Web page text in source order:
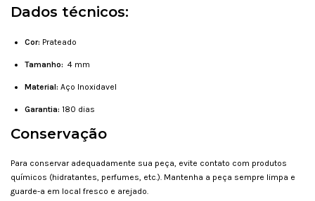
Dados técnicos:
Cor: Prateado
Tamanho: 4 mm
Material: Aço Inoxidavel
Garantia: 180 dias
Conservação
Para conservar adequadamente sua peça, evite contato com produtos
químicos (hidratantes, perfumes, etc.). Mantenha a peça sempre limpa e
guarde-a em local fresco e arejado.